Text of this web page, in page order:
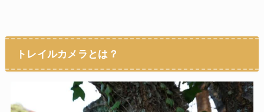
トレイルカメラとは？